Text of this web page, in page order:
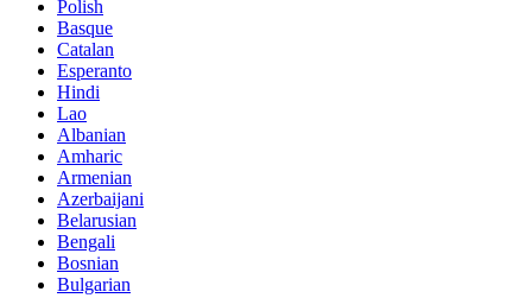
Polish
Basque
Catalan
Esperanto
Hindi
Lao
Albanian
Amharic
Armenian
Azerbaijani
Belarusian
Bengali
Bosnian
Bulgarian